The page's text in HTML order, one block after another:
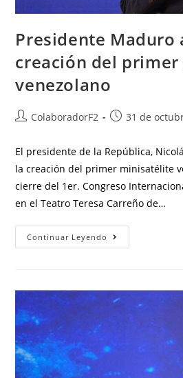
Presidente Maduro
creación del
venezolano
ColaboradorF2 31 de
El presidente de la República,
la creación del primer minisatélite
cierre del 1er. Congreso
en el Teatro Teresa Carreño de…
Continuar Leyendo